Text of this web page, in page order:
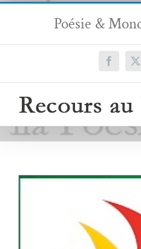
Passer
contenu
Poésie &
Facebook
X